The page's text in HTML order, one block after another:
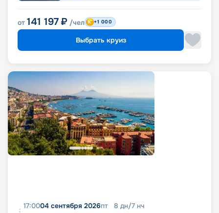
от 141 197 ₽ /чел +1 000
Выбрать круиз
17:0004 сентября 2026пт 8 дн/7 нч